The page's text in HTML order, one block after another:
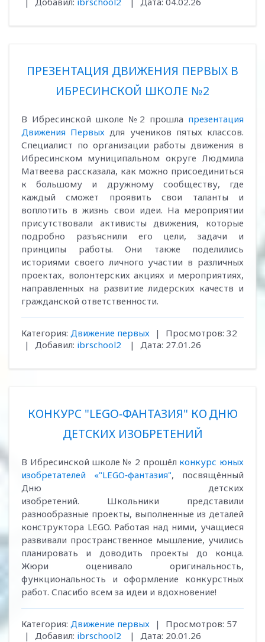
ПРЕЗЕНТАЦИЯ ДВИЖЕНИЯ ПЕРВЫХ В
ИБРЕСИНСКОЙ ШКОЛЕ №2
В Ибресинской школе №2 прошла презентация
Движения Первых для учеников пятых классов.
Специалист по организации работы движения в
Ибресинском муниципальном округе Людмила
Матвеева рассказала, как можно присоединиться
к большому и дружному сообществу, где
каждый сможет проявить свои таланты и
воплотить в жизнь свои идеи. На мероприятии
присутствовали активисты движения, которые
подробно разъяснили его цели, задачи и
принципы работы. Они также поделились
историями своего личного участии в различных
проектах, волонтерских акциях и мероприятиях,
направленных на развитие лидерских качеств и
гражданской ответственности.
Категория: Движение первых | Просмотров: 32
|
Добавил: ibrschool2 | Дата: 27.01.26
КОНКУРС "LEGO‑ФАНТАЗИЯ" КО ДНЮ
ДЕТСКИХ ИЗОБРЕТЕНИЙ
В Ибресинской школе № 2 прошёл конкурс юных
изобретателей «"LEGO‑фантазия", посвящённый
Дню детских
изобретений. Школьники представили
разнообразные проекты, выполненные из деталей
конструктора LEGO. Работая над ними, учащиеся
развивали пространственное мышление, учились
планировать и доводить проекты до конца.
Жюри оценивало оригинальность,
функциональность и оформление конкурстных
работ. Спасибо всем за идеи и вдохновение!
Категория: Движение первых | Просмотров: 57
|
Добавил: ibrschool2 | Дата: 20.01.26